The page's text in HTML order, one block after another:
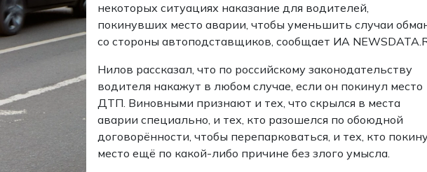
некоторых ситуациях наказание для водителей,
покинувших место аварии, чтобы уменьшить случаи
со стороны автоподставщиков, сообщает ИА
Нилов рассказал, что по российскому законодательству
водителя накажут в любом случае, если он покинул место
ДТП. Виновными признают и тех, что скрылся в места
аварии специально, и тех, кто разошелся по обоюдной
договорённости, чтобы перепарковаться, и тех, кто
место ещё по какой-либо причине без злого умысла.